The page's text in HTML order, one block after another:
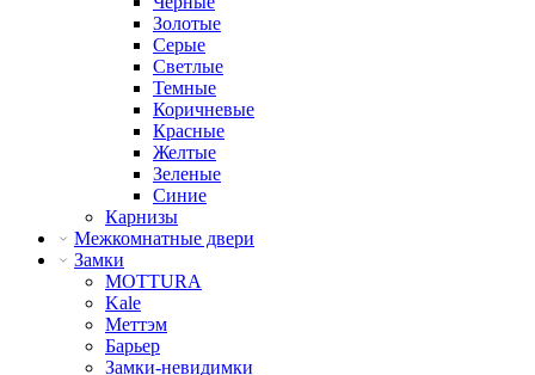
Золотые
Серые
Светлые
Темные
Коричневые
Красные
Желтые
Зеленые
Синие
Карнизы
Межкомнатные двери
Замки
MOTTURA
Kale
Меттэм
Барьер
Замки-невидимки